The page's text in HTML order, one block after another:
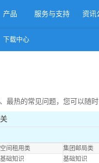
产品 服务与支持 资讯
下载中心
最热的常见问题，您可以随
空间租用类
集团邮局类
基础知识
基础知识